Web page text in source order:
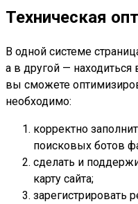
Техническая
В одной системе
а в другой — находиться
вы сможете
необходимо:
корректно
поисковых ботов
сделать и
карту сайта;
зарегистрировать